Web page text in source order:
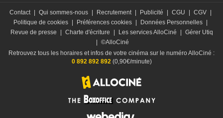
Contact | Qui sommes-nous | Recrutement | Publicité | CGU | CGV |
Politique de cookies | Préférences cookies | Données Personnelles |
Revue de presse
| Charte d'écriture | Les services AlloCiné | Gérer Utiq
| ©AlloCiné
Retrouvez tous les horaires et infos de votre cinéma sur le numéro AlloCiné :
0 892 892 892 (0,90€/minute)